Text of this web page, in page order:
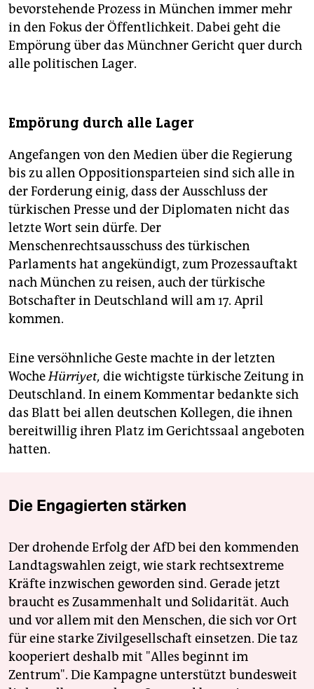
bevorstehende Prozess in München immer mehr
in den Fokus der Öffentlichkeit. Dabei geht die
Empörung über das Münchner Gericht quer durch
alle politischen Lager.
Empörung durch alle Lager
Angefangen von den Medien über die Regierung
bis zu allen Oppositionsparteien sind sich alle in
der Forderung einig, dass der Ausschluss der
türkischen Presse und der Diplomaten nicht das
letzte Wort sein dürfe. Der
Menschenrechtsausschuss des türkischen
Parlaments hat angekündigt, zum Prozessauftakt
nach München zu reisen, auch der türkische
Botschafter in Deutschland will am 17. April
kommen.
Eine versöhnliche Geste machte in der letzten
WocheHürriyet, die wichtigste türkische Zeitung in
Deutschland. In einem Kommentar bedankte sich
das Blatt bei allen deutschen Kollegen, die ihnen
bereitwillig ihren Platz im Gerichtssaal angeboten
hatten.
Die Engagierten stärken
Der drohende Erfolg der AfD bei den kommenden
Landtagswahlen zeigt, wie stark rechtsextreme
Kräfte inzwischen geworden sind. Gerade jetzt
braucht es Zusammenhalt und Solidarität. Auch
und vor allem mit den Menschen, die sich vor Ort
für eine starke Zivilgesellschaft einsetzen. Die taz
kooperiert deshalb mit "Alles beginnt im
Zentrum". Die Kampagne unterstützt bundesweit